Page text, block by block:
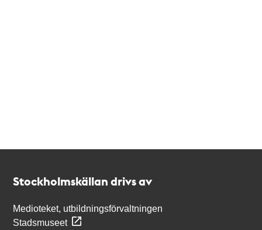
Stockholmskällan drivs av
Medioteket, utbildningsförvaltningen
Stadsmuseet